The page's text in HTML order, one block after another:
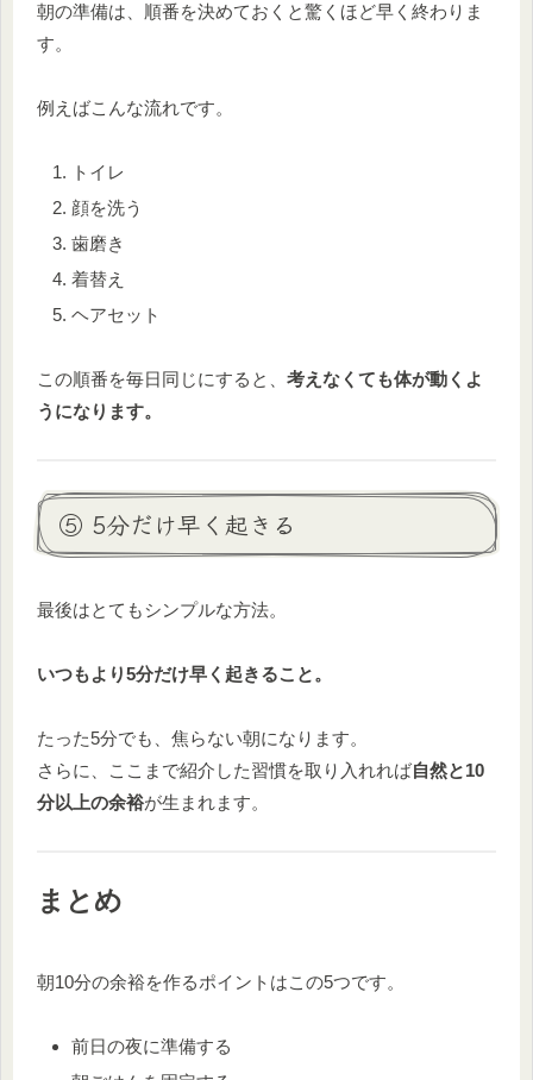
朝の準備は、順番を決めておくと驚くほど早く終わりま
す。
例えばこんな流れです。
トイレ
顔を洗う
歯磨き
着替え
ヘアセット
この順番を毎日同じにすると、 考えなくても体が動くよ
うになります。
⑤ 5分だけ早く起きる
最後はとてもシンプルな方法。
いつもより5分だけ早く起きること。
たった5分でも、焦らない朝になります。
さらに、ここまで紹介した習慣を取り入れれば自然と10
分以上の余裕が生まれます。
まとめ
朝10分の余裕を作るポイントはこの5つです。
前日の夜に準備する